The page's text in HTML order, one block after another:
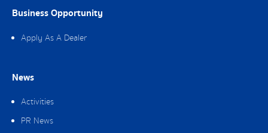
Business Opportunity
Apply As A Dealer
News
Activities
PR News